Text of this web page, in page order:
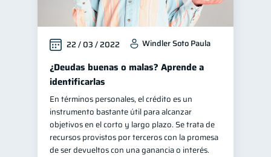
22 / 03 / 2022 Windler Soto Paula
¿Deudas buenas o malas? Aprende a
identificarlas
En términos personales, el crédito es un
instrumento bastante útil para alcanzar
objetivos en el corto y largo plazo. Se trata de
recursos provistos por terceros con la promesa
de ser devueltos con una ganancia o interés.